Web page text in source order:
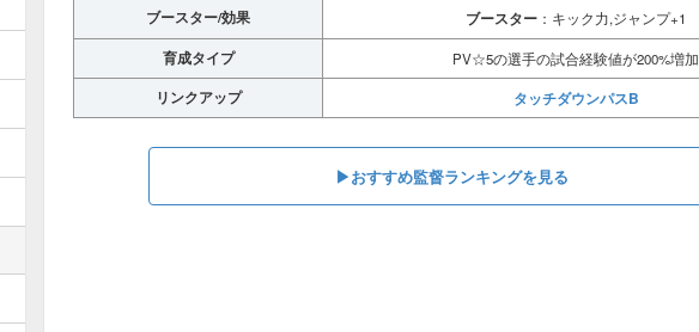
ブースター/効果 ブースター ：キック力,ジャンプ+1
育成タイプ PV☆5の選手の試合経験値が200%増加
リンクアップ タッチダウンパスB
▶︎おすすめ監督ランキングを見る